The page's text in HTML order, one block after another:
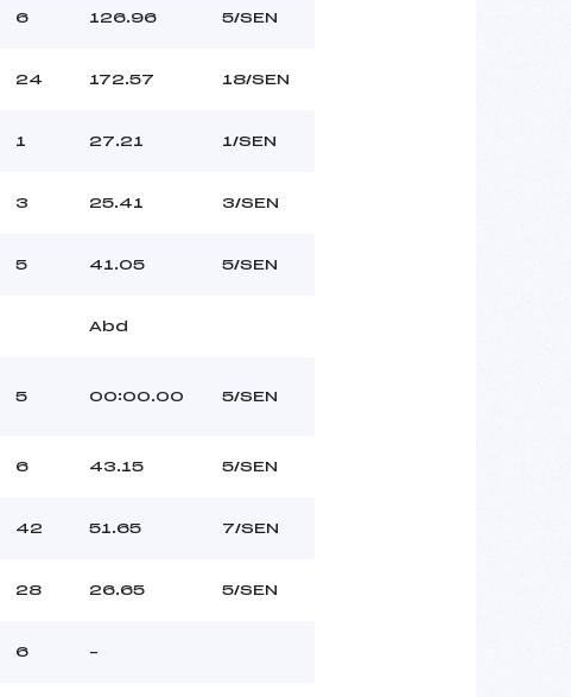
6 126.96 5/SEN
24 172.57 18/SEN
1 27.21 1/SEN
3 25.41 3/SEN
5 41.05 5/SEN
Abd
5 00:00.00 5/SEN
6 43.15 5/SEN
42 51.65 7/SEN
28 26.65 5/SEN
6 –